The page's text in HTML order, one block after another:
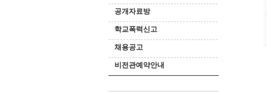
공개자료방
학교폭력신고
채용공고
비전관예약안내